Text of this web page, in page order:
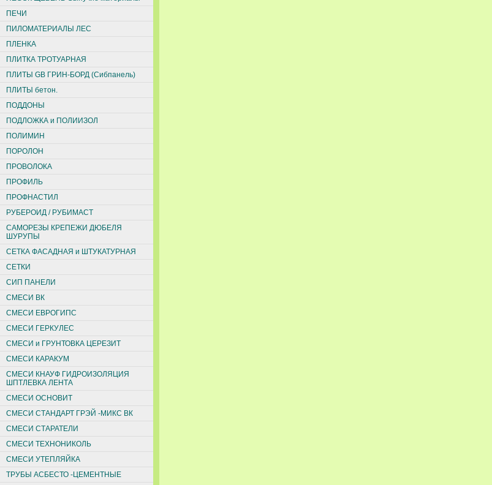
ПЕЧИ
ПИЛОМАТЕРИАЛЫ ЛЕС
ПЛЕНКА
ПЛИТКА ТРОТУАРНАЯ
ПЛИТЫ GB ГРИН-БОРД (Сибпанель)
ПЛИТЫ бетон.
ПОДДОНЫ
ПОДЛОЖКА и ПОЛИИЗОЛ
ПОЛИМИН
ПОРОЛОН
ПРОВОЛОКА
ПРОФИЛЬ
ПРОФНАСТИЛ
РУБЕРОИД / РУБИМАСТ
САМОРЕЗЫ КРЕПЕЖИ ДЮБЕЛЯ
ШУРУПЫ
СЕТКА ФАСАДНАЯ и ШТУКАТУРНАЯ
СЕТКИ
СИП ПАНЕЛИ
СМЕСИ ВК
СМЕСИ ЕВРОГИПС
СМЕСИ ГЕРКУЛЕС
СМЕСИ и ГРУНТОВКА ЦЕРЕЗИТ
СМЕСИ КАРАКУМ
СМЕСИ КНАУФ ГИДРОИЗОЛЯЦИЯ
ШПТЛЕВКА ЛЕНТА
СМЕСИ ОСНОВИТ
СМЕСИ СТАНДАРТ ГРЭЙ -МИКС ВК
СМЕСИ СТАРАТЕЛИ
СМЕСИ ТЕХНОНИКОЛЬ
СМЕСИ УТЕПЛЯЙКА
ТРУБЫ АСБЕСТО -ЦЕМЕНТНЫЕ